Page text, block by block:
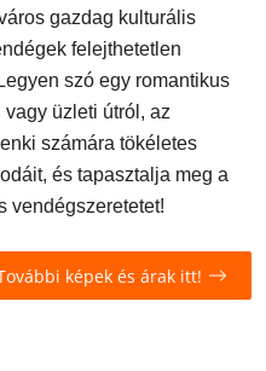
gazdag kulturális
felejthetetlen
szó egy romantikus
üzleti útról, az
számára tökéletes
és tapasztalja meg a
vendégszeretetet!
képek és árak itt!